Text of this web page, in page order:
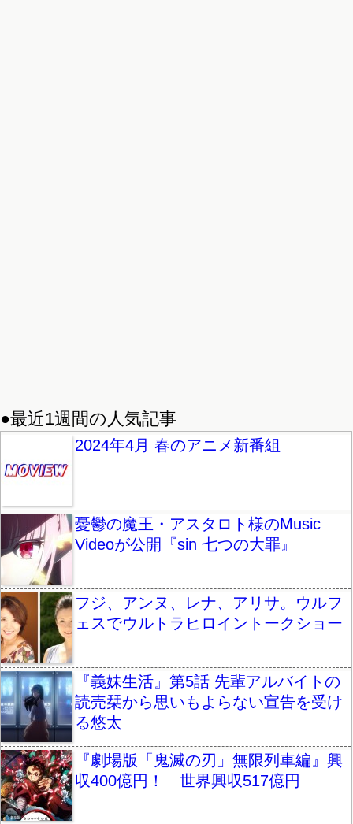
●最近1週間の人気記事
2024年4月 春のアニメ新番組
憂鬱の魔王・アスタロト様のMusic
Videoが公開『sin 七つの大罪』
フジ、アンヌ、レナ、アリサ。ウルフ
ェスでウルトラヒロイントークショー
『義妹生活』第5話 先輩アルバイトの
読売栞から思いもよらない宣告を受け
る悠太
『劇場版「鬼滅の刃」無限列車編』興
収400億円！ 世界興収517億円